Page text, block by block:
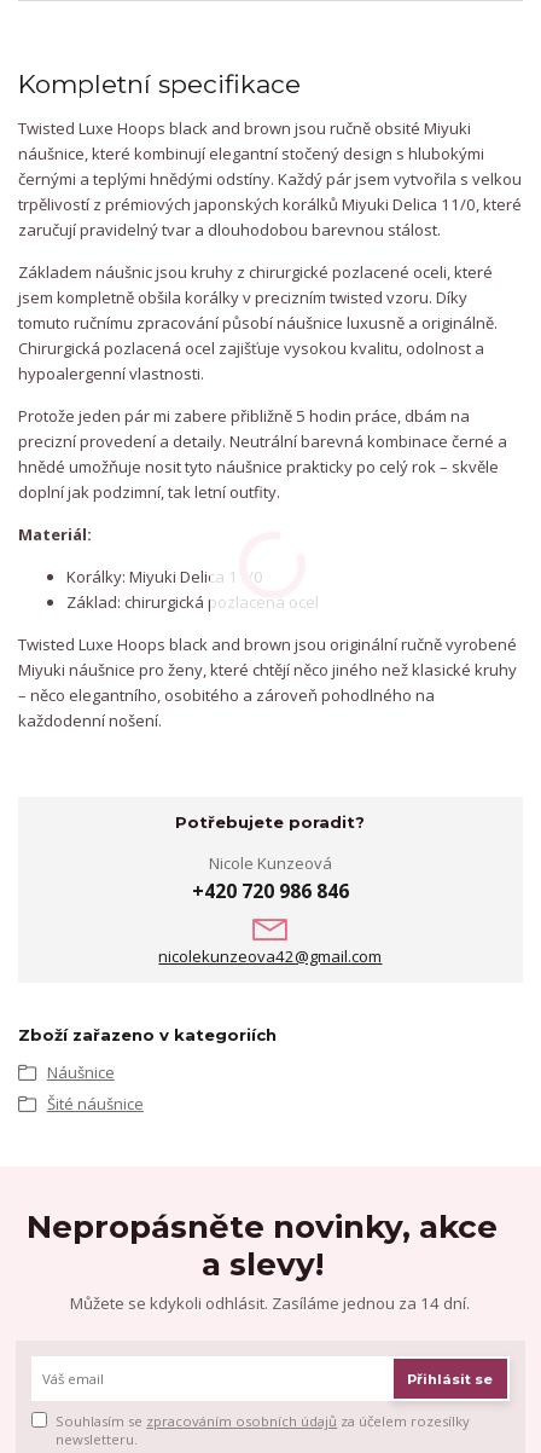
Kompletní specifikace
Twisted Luxe Hoops black and brown jsou ručně obsité Miyuki
náušnice, které kombinují elegantní stočený design s hlubokými
černými a teplými hnědými odstíny. Každý pár jsem vytvořila s velkou
trpělivostí z prémiových japonských korálků Miyuki Delica 11/0, které
zaručují pravidelný tvar a dlouhodobou barevnou stálost.
Základem náušnic jsou kruhy z chirurgické pozlacené oceli, které
jsem kompletně obšila korálky v precizním twisted vzoru. Díky
tomuto ručnímu zpracování působí náušnice luxusně a originálně.
Chirurgická pozlacená ocel zajišťuje vysokou kvalitu, odolnost a
hypoalergenní vlastnosti.
Protože jeden pár mi zabere přibližně 5 hodin práce, dbám na
precizní provedení a detaily. Neutrální barevná kombinace černé a
hnědé umožňuje nosit tyto náušnice prakticky po celý rok – skvěle
doplní jak podzimní, tak letní outfity.
Materiál:
Korálky: Miyuki Delica 11/0
Základ: chirurgická pozlacená ocel
Twisted Luxe Hoops black and brown jsou originální ručně vyrobené
Miyuki náušnice pro ženy, které chtějí něco jiného než klasické kruhy
– něco elegantního, osobitého a zároveň pohodlného na
každodenní nošení.
Potřebujete poradit?
Nicole Kunzeová
+420 720 986 846
nicolekunzeova42@gmail.com
Zboží zařazeno v kategoriích
Náušnice
Šité náušnice
Nepropásněte novinky, akce
a slevy!
Můžete se kdykoli odhlásit. Zasíláme jednou za 14 dní.
Přihlásit se
Souhlasím se zpracováním osobních údajů za účelem rozesílky
newsletteru.